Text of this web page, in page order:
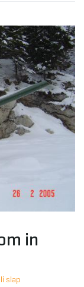
g
a
in
slap